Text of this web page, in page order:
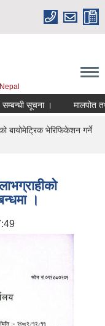
सूचना । मालपोत
बायोमेट्रिक भेरिफिकेशन गर्ने
।